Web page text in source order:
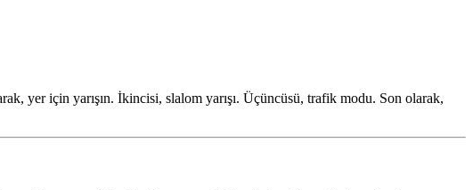
yer için yarışın. İkincisi, slalom yarışı. Üçüncüsü, trafik modu. Son olarak,